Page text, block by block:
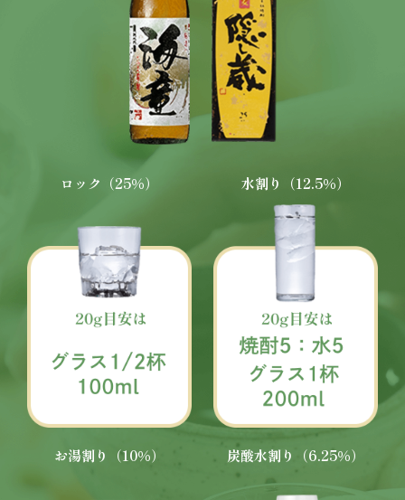
ロック（25％） 水割り（12.5％）
お湯割り（10％） 炭酸水割り（6.25％）